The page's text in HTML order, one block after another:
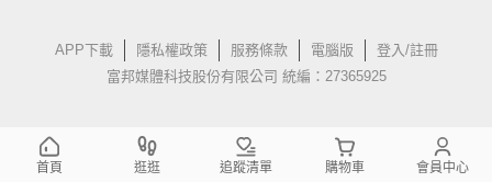
APP下載 隱私權政策 服務條款 電腦版
登入/註冊
富邦媒體科技股份有限公司 統編：27365925
首頁 逛逛 追蹤清單 購物車 會員中心